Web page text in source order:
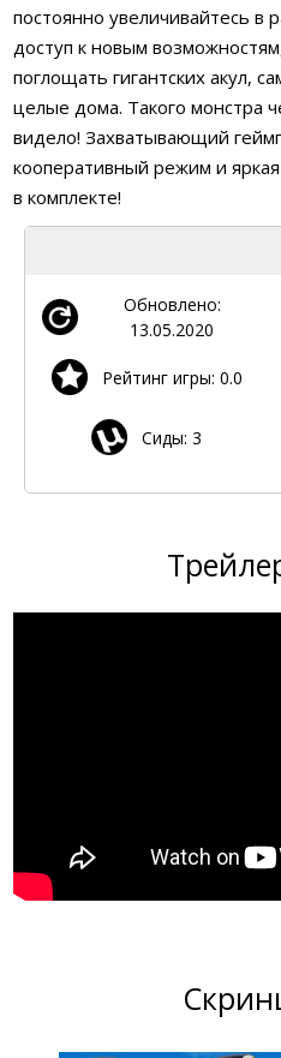
постоянно увеличивайтесь в
доступ к новым
поглощать гигантских акул,
целые дома. Такого монстра
видело! Захватывающий
кооперативный режим и
в комплекте!
Обновлено:
13.05.2020
Рейтинг игры: 0.0
Сиды: 3